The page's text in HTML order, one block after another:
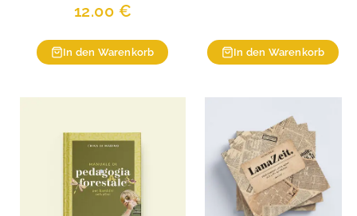
12.00 €
In den Warenkorb In den Warenkorb